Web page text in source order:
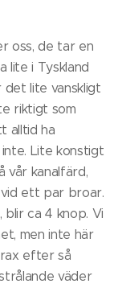
oss, de tar en
lite i Tyskland
det lite vanskligt
riktigt som
alltid ha
inte. Lite konstigt
vår kanalfärd,
ett par broar.
blir ca 4 knop. Vi
men inte här
efter så
väder